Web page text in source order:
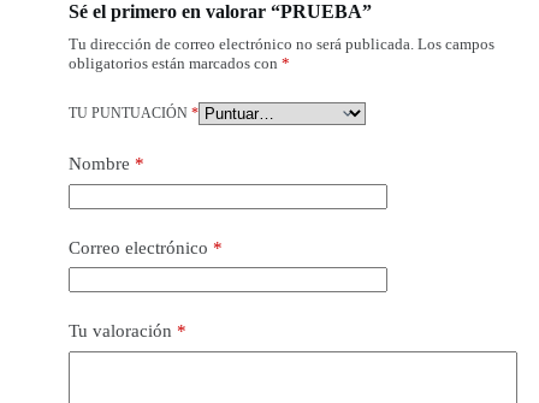
Sé el primero en valorar “PRUEBA”
Tu dirección de correo electrónico no será publicada. Los campos
obligatorios están marcados con *
TU PUNTUACIÓN *
Nombre *
Correo electrónico *
Tu valoración *